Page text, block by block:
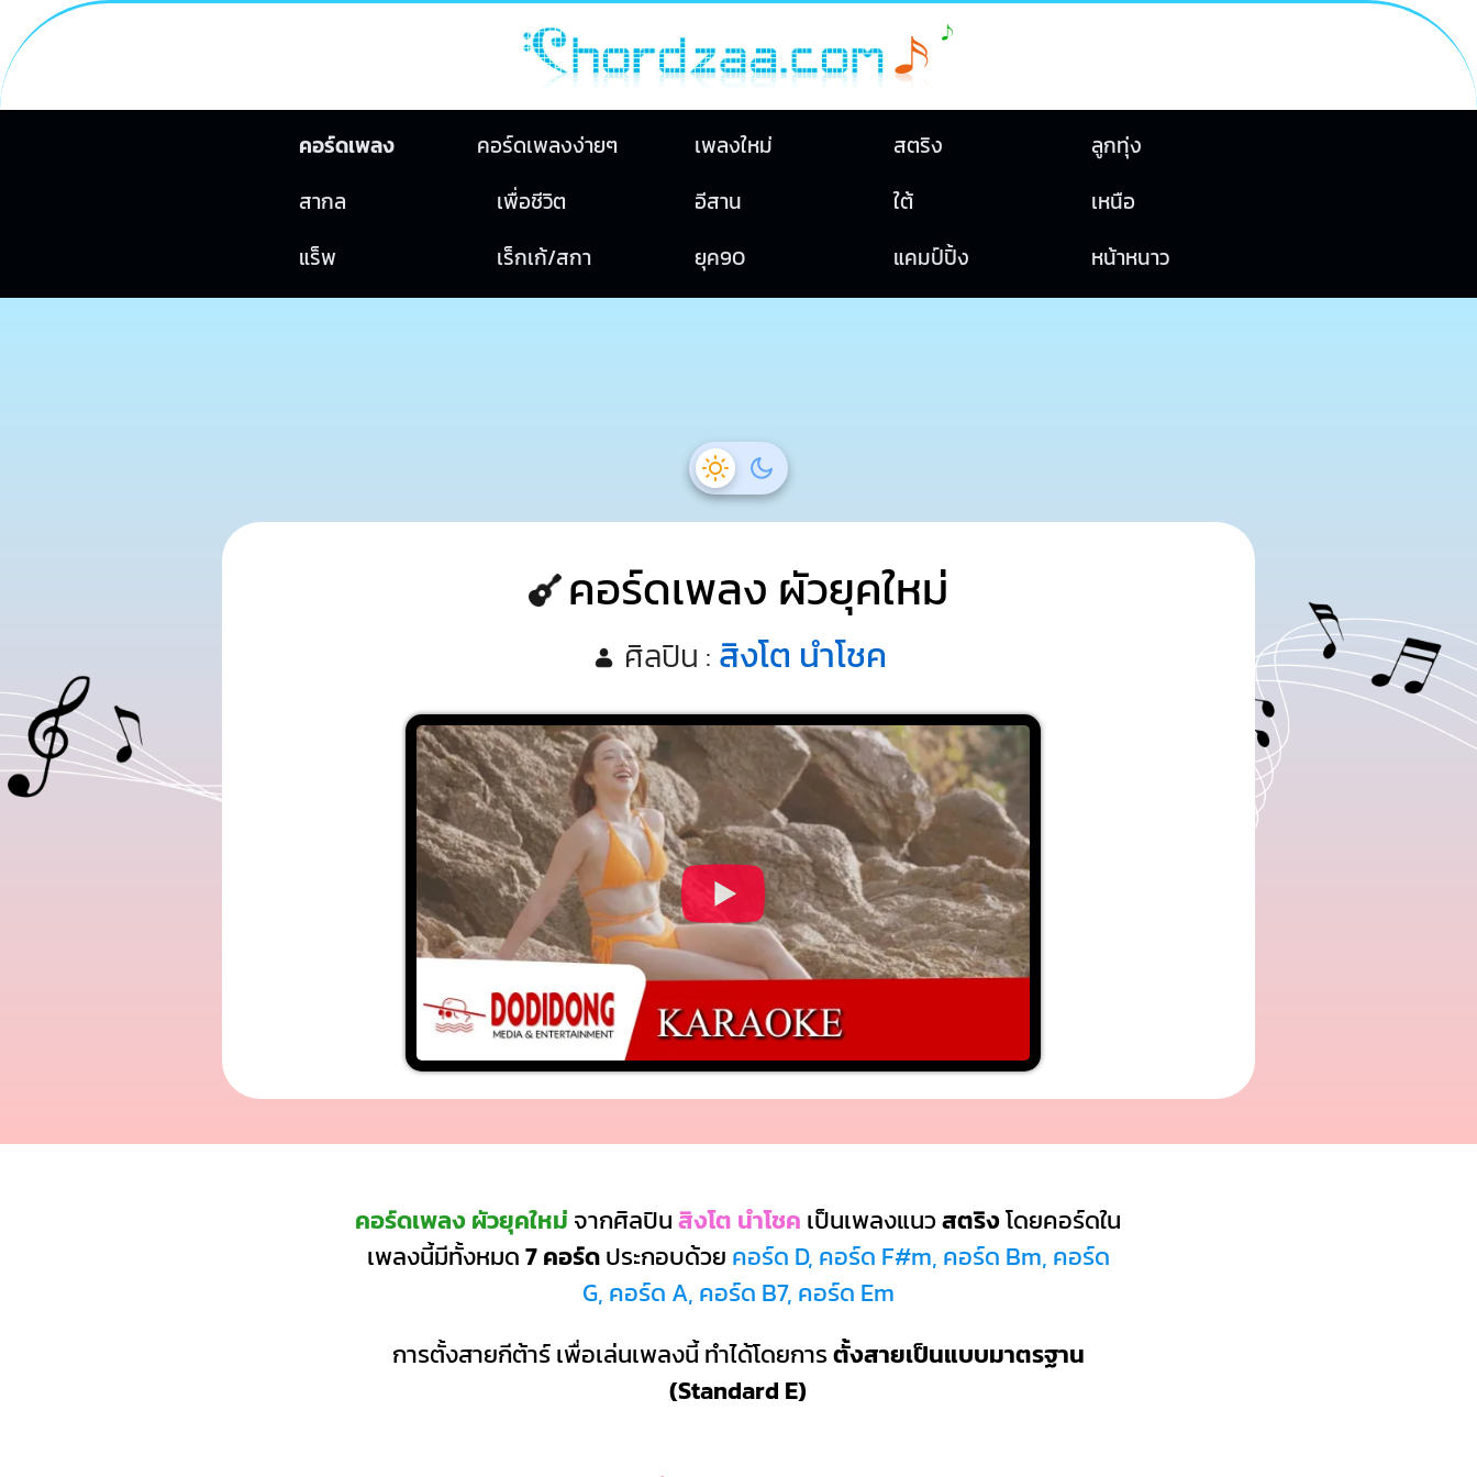
คอร์ดเพลง คอร์ดเพลงง่ายๆ เพลงใหม่ สตริง
ลูกทุ่ง
สากล
เพื่อชีวิต อีสาน ใต้
เหนือ
แร็พ
เร็กเก้/สกา ยุค90 แคมป์ปิ้ง หน้าหนาว
คอร์ดเพลง ผัวยุคใหม่
ศิลปิน : สิงโต นำโชค
คอร์ดเพลง ผัวยุคใหม่ จากศิลปินสิงโต นำโชค เป็นเพลงแนวสตริงโดยคอร์ดใน
เพลงนี้มีทั้งหมด7 คอร์ดประกอบด้วย คอร์ด D, คอร์ด F#m, คอร์ด Bm, คอร์ด
G, คอร์ด A, คอร์ด B7, คอร์ด Em
การตั้งสายกีต้าร์ เพื่อเล่นเพลงนี้ ทำได้โดยการตั้งสายเป็นแบบมาตรฐาน
(Standard E)